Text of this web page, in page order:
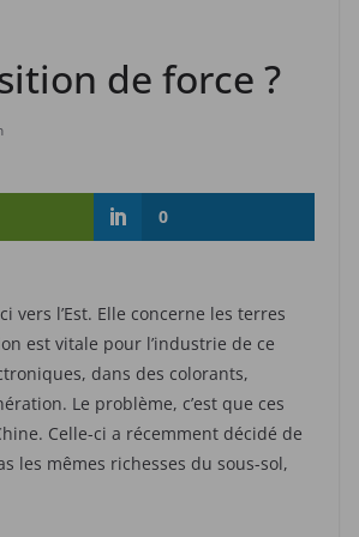
de force ?
0
vers l’Est. Elle concerne les terres
est vitale pour l’industrie de ce
dans des colorants,
Le problème, c’est que ces
Celle-ci a récemment décidé de
les mêmes richesses du sous-sol,